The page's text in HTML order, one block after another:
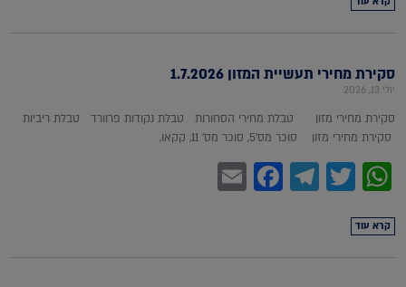
סקירת מחירי תעשיית המזון 1.7.2026
יולי 13, 2026
סקירת מחירי מזון טבלת מחירי הסחורות טבלת נקודות פרוורד טבלת ריביות
סקירת מחירי מזון סוכר מס'5, סוכר מס' 11, קקאו,
WhatsApp
Twitter
Telegram
Facebook
קרא עוד